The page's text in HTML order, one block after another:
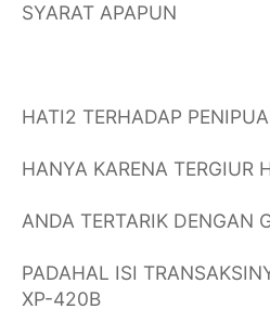
SYARAT APAPUN
HATI2 TERHADAP
HANYA KARENA TERGIUR
ANDA TERTARIK DENGAN
PADAHAL ISI
XP-420B